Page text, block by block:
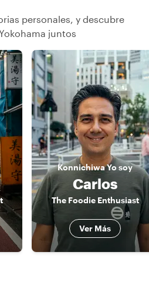
personales, y descubre
juntos
KonnichiwaYo soy
Carlos
The Foodie Enthusiast
Ver Más